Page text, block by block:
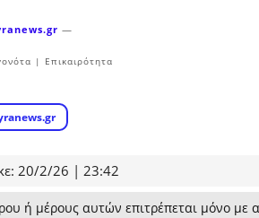
—
| Επικαιρότητα
20/2/26 | 23:42
ή μέρους αυτών επιτρέπεται μόνο με